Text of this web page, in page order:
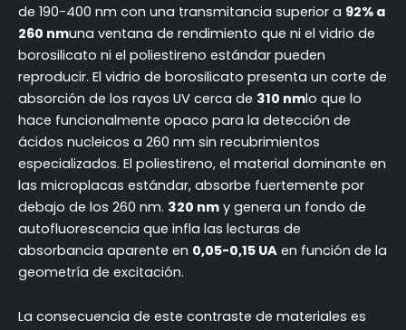
de 190-400 nm con una transmitancia superior a 92% a
260 nmuna ventana de rendimiento que ni el vidrio de
borosilicato ni el poliestireno estándar pueden
reproducir. El vidrio de borosilicato presenta un corte de
absorción de los rayos UV cerca de 310 nmlo que lo
hace funcionalmente opaco para la detección de
ácidos nucleicos a 260 nm sin recubrimientos
especializados. El poliestireno, el material dominante en
las microplacas estándar, absorbe fuertemente por
debajo de los 260 nm. 320 nm y genera un fondo de
autofluorescencia que infla las lecturas de
absorbancia aparente en 0,05-0,15 UA en función de la
geometría de excitación.
La consecuencia de este contraste de materiales es